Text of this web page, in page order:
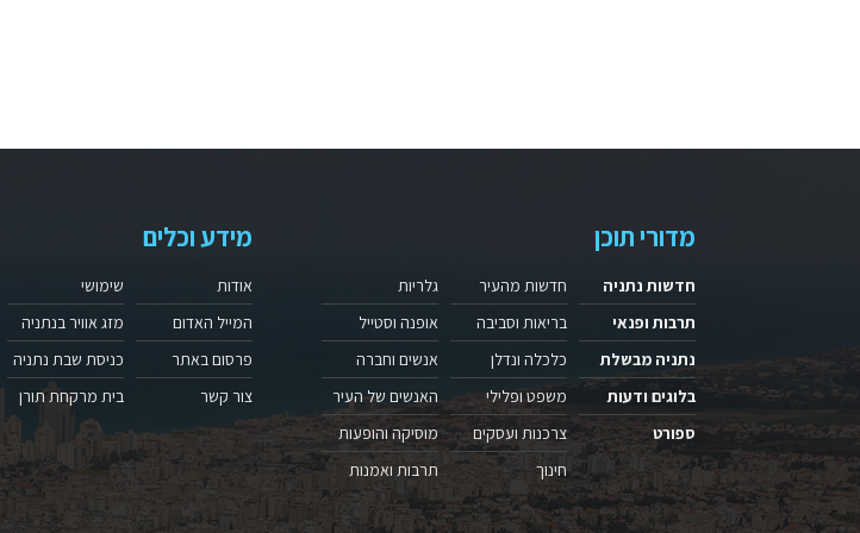
מדורי תוכן
חדשות נתניה
תרבות ופנאי
נתניה מבשלת
בלוגים ודעות
ספורט
חדשות מהעיר
בריאות וסביבה
כלכלה ונדלן
משפט ופלילי
צרכנות ועסקים
חינוך
גלריות
אופנה וסטייל
אנשים וחברה
האנשים של העיר
מוסיקה והופעות
תרבות ואמנות
מידע וכלים
אודות
המייל האדום
פרסום באתר
צור קשר
שימושי
מזג אוויר בנתניה
כניסת שבת נתניה
בית מרקחת תורן